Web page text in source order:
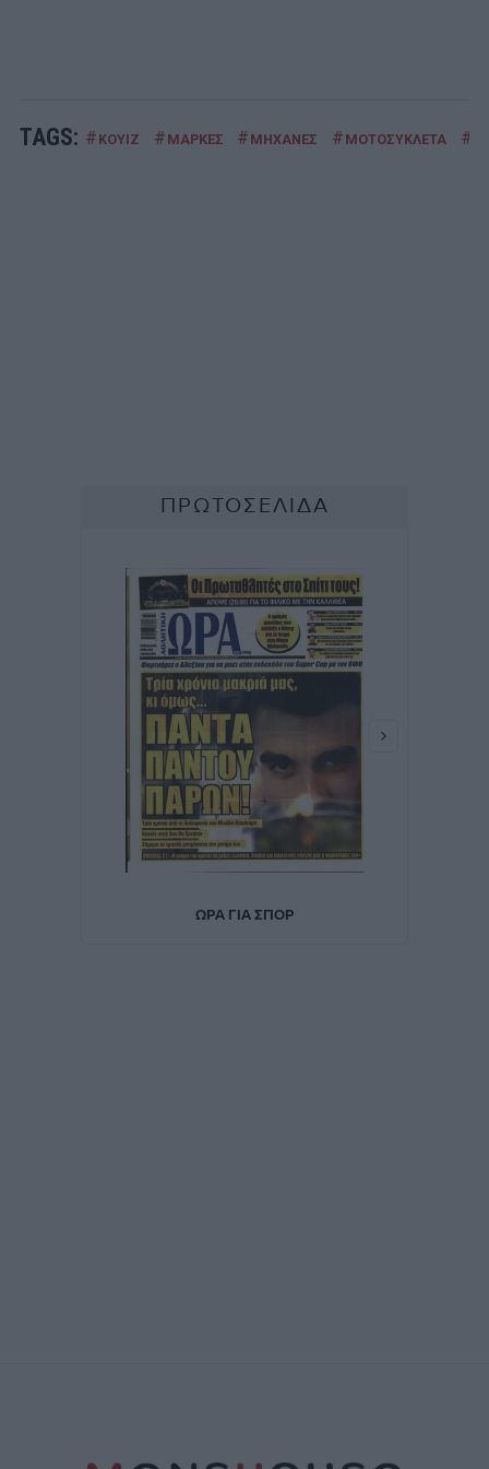
TAGS: # ΚΟΥΙΖ # ΜΑΡΚΕΣ # ΜΗΧΑΝΕΣ # ΜΟΤΟΣΥΚΛΕΤΑ #